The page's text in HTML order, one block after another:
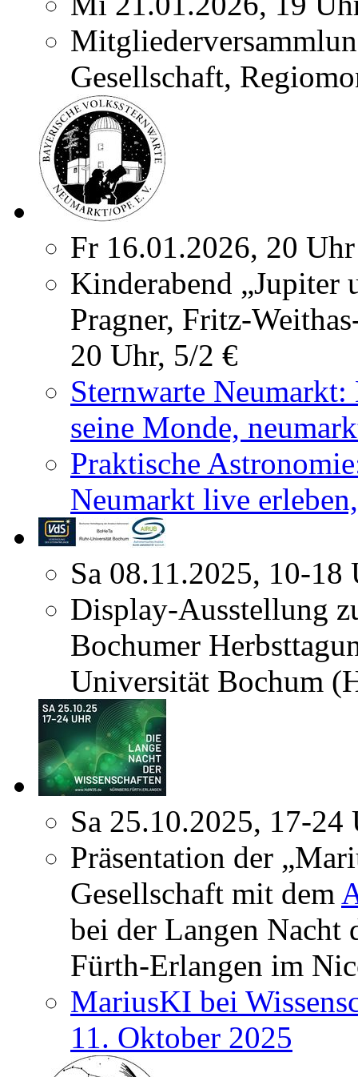
Gesellschaft,
Fr 16.01.2026, 20 Uhr
Kinderabend „Jupiter
Pragner, Fritz-
20 Uhr, 5/2 €
Sternwarte
seine Monde,
Praktische
Neumarkt live
Sa 08.11.2025, 10-18
Display-Ausstellung
Bochumer
Universität Bochum
Sa 25.10.2025, 17-24
Präsentation der
Gesellschaft mit dem
bei der Langen Nacht
Fürth-Erlangen im
MariusKI bei
11. Oktober 2025